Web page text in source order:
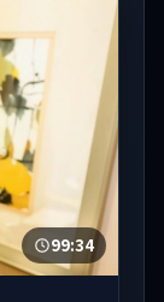
99:34